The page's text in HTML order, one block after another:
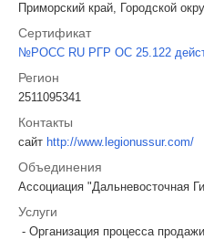
Приморский край, Городской
Сертификат
№РОСС RU РГР ОС 25.122
Регион
2511095341
Контакты
сайт http://www.legionussur.com/
Объединения
Ассоциация "Дальневосточная
Услуги
- Организация процесса